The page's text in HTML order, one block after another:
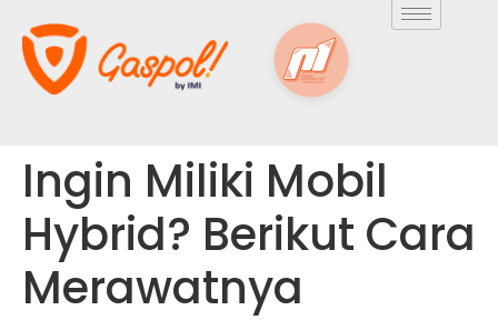
Ingin Miliki Mobil
Hybrid? Berikut Cara
Merawatnya